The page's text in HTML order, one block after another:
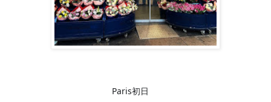
Paris初日